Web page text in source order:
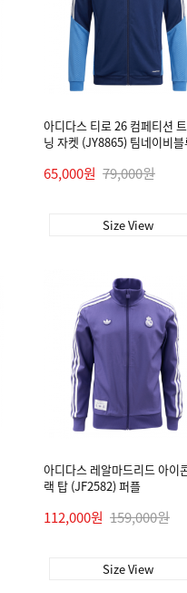
아디다스 티로 26 컴페티션
닝 자켓 (JY8865) 팀네이비
65,000원 79,000원
Size View
아디다스 레알마드리드 아이
랙 탑 (JF2582) 퍼플
112,000원 159,000원
Size View